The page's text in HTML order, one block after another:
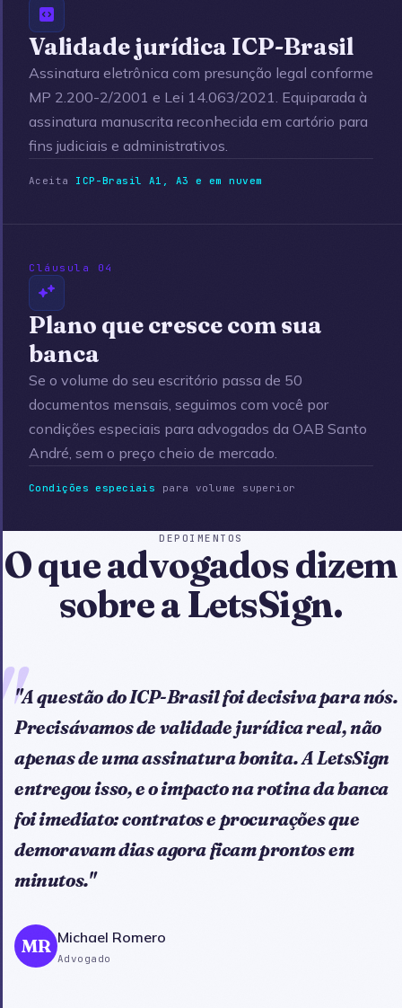
Validade jurídica ICP-Brasil
Assinatura eletrônica com presunção legal conforme
MP 2.200-2/2001 e Lei 14.063/2021. Equiparada à
assinatura manuscrita reconhecida em cartório para
fins judiciais e administrativos.
Aceita ICP-Brasil A1, A3 e em nuvem
Cláusula 04
Plano que cresce com sua
banca
Se o volume do seu escritório passa de 50
documentos mensais, seguimos com você por
condições especiais para advogados da OAB Santo
André, sem o preço cheio de mercado.
Condições especiais para volume superior
DEPOIMENTOS
O que advogados dizem
sobre a LetsSign.
"A questão do ICP-Brasil foi decisiva para nós.
Precisávamos de validade jurídica real, não
apenas de uma assinatura bonita. A LetsSign
entregou isso, e o impacto na rotina da banca
foi imediato: contratos e procurações que
demoravam dias agora ficam prontos em
minutos."
MR Michael Romero
Advogado